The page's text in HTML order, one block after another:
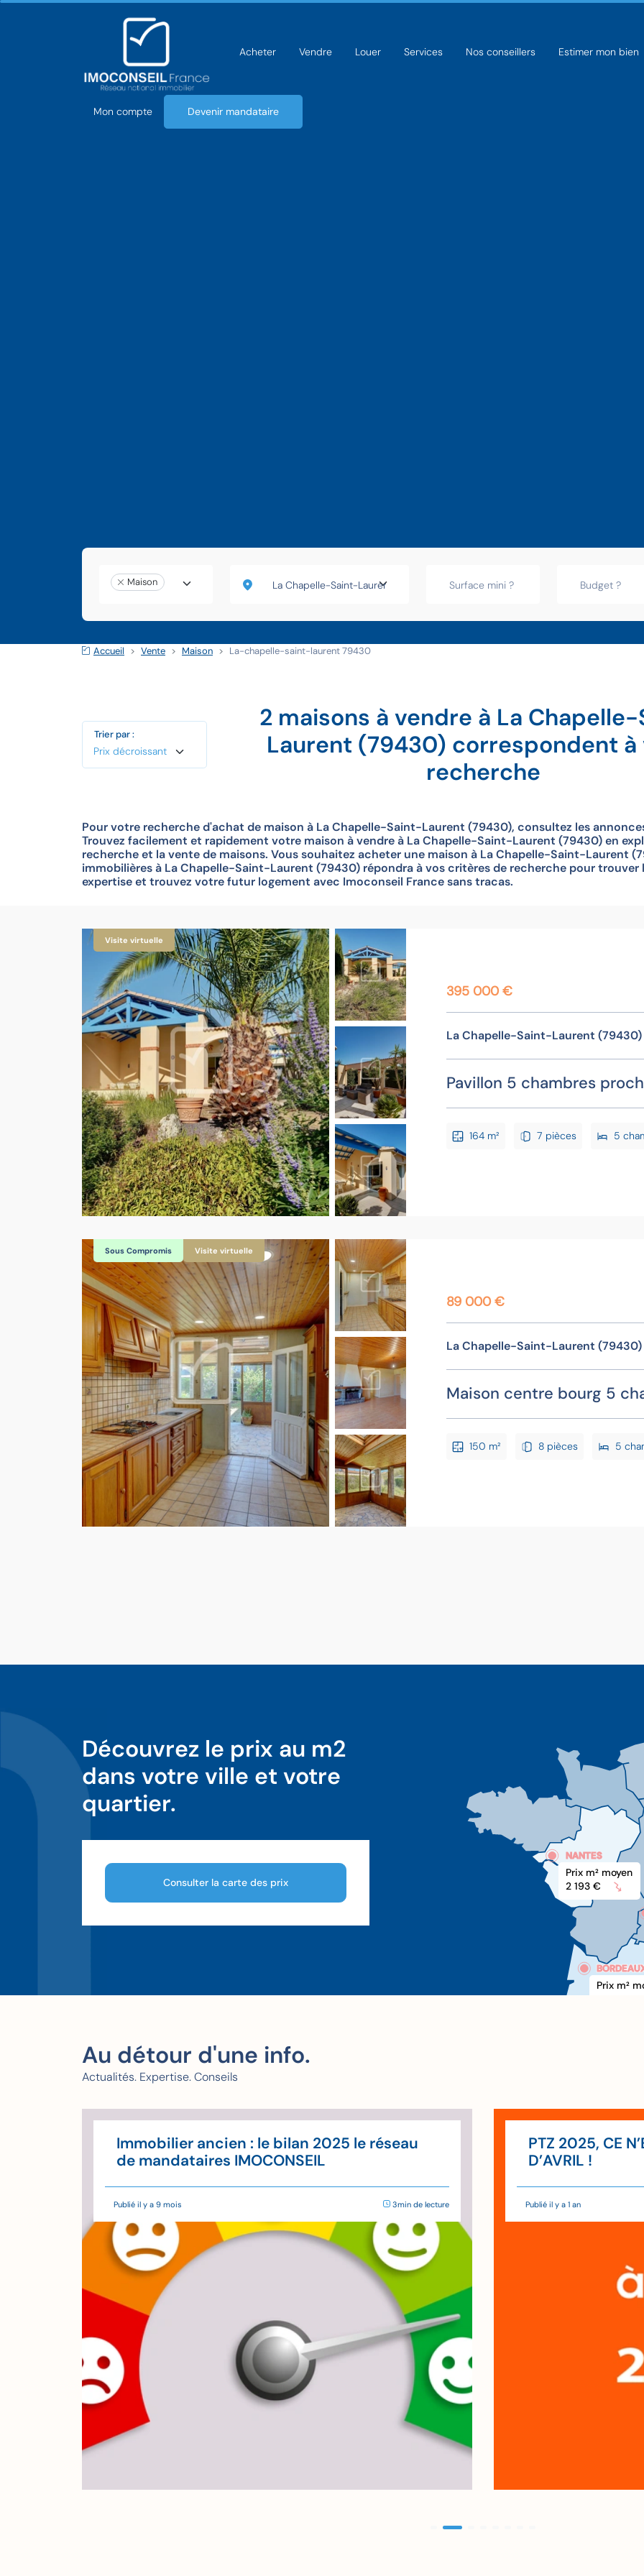
Acheter Vendre Louer Services Nos conseillers Estimer mon bien
Mon compte Devenir mandataire
Maison
Accueil
Vente Maison La-chapelle-saint-laurent 79430
Trier par :
2 maisons à vendre à La
Laurent (79430) correspondent à
recherche
Pour votre recherche d'achat de maison à La Chapelle-Saint-Laurent (79430), consultez les
Trouvez facilement et rapidement votre maison à vendre à La Chapelle-Saint-Laurent (79430) en
recherche et la vente de maisons. Vous souhaitez acheter une maison à La Chapelle-Saint-Laurent
immobilières à La Chapelle-Saint-Laurent (79430) répondra à vos critères de recherche pour trouver
expertise et trouvez votre futur logement avec Imoconseil France sans tracas.
Visite virtuelle
395 000 €
La Chapelle-Saint-Laurent (79430)
Pavillon 5 chambres
164 m² 7 pièces 5
Sous Compromis Visite virtuelle
89 000 €
La Chapelle-Saint-Laurent (79430)
Maison centre bourg 5
150 m² 8 pièces 5
Découvrez le prix au m2
dans votre ville et votre
quartier.
Consulter la carte des prix
NANTES
Prix m2 moyen
2 193 €
Prix m2
Au détour d'une info.
Actualités. Expertise. Conseils
Immobilier ancien : le bilan 2025 le réseau
de mandataires IMOCONSEIL
Publié il y a 9 mois 3min de lecture
PTZ 2025, CE
D’AVRIL !
Publié il y a 1 an